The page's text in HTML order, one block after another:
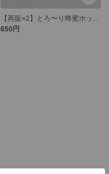
650円